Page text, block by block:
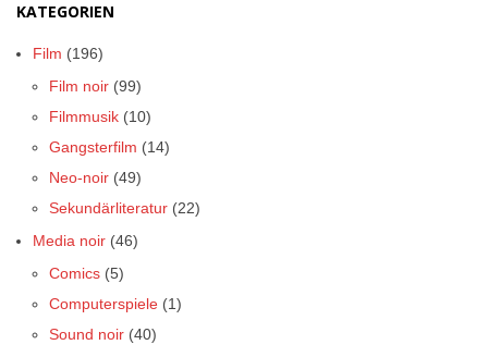
KATEGORIEN
Film (196)
Film noir (99)
Filmmusik (10)
Gangsterfilm (14)
Neo-noir (49)
Sekundärliteratur (22)
Media noir (46)
Comics (5)
Computerspiele (1)
Sound noir (40)